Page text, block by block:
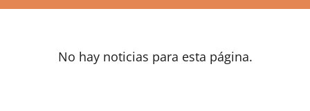
No hay noticias para esta página.